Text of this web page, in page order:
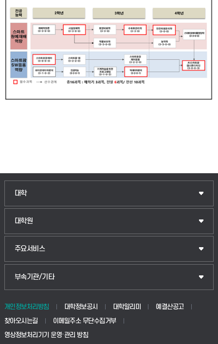
대학
인문융합공공인재학부
법경영학부
웰니스산업융합학부
생명공학부
대학원
일반대학원
산업대학원
공공정책대학원
교육대학원
주요서비스
입학안내
웹메일
학사시스템(전문학사 및 전공심화)
부속기관/기타
중앙도서관
학생생활관(안성)
개인정보처리방침 대학정보공시 대학알리미
예결산공고
찾아오시는길
이메일주소 무단수집거부
영상정보처리기기 운영·관리 방침